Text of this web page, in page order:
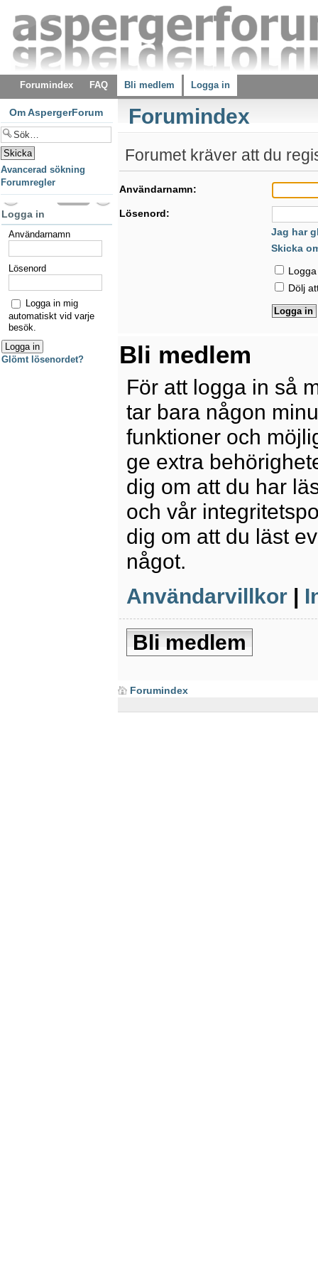
Forumindex FAQ Bli medlem Logga in
Forumindex
Forumet kräver att du
Användarnamn:
Lösenord:
Jag har
Skicka
Dölj
Bli medlem
För att logga in så
tar bara någon
funktioner och
ge extra
dig om att du har
och vår
dig om att du läst
något.
Användarvillkor |
Bli medlem
Forumindex
Om AspergerForum
Avancerad sökning
Forumregler
Logga in
Användarnamn
Lösenord
Logga in mig
automatiskt vid varje
besök.
Glömt lösenordet?